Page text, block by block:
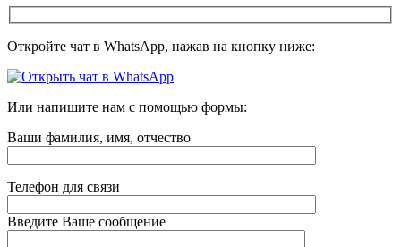
Откройте чат в WhatsApp, нажав на кнопку ниже:
Или напишите нам с помощью формы:
Ваши фамилия, имя, отчество
Телефон для связи
Введите Ваше сообщение